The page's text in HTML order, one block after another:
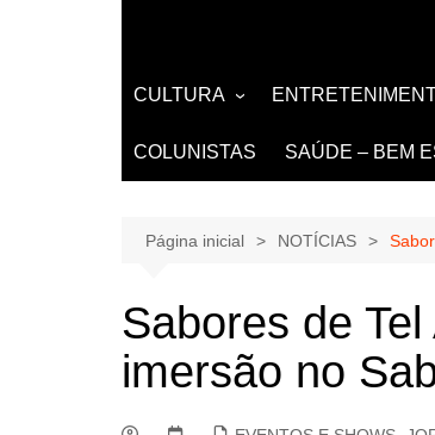
CULTURA
LITERATURA
LIVROS
INTERNET
MÚSICA
EVENTOS E
COLUNISTAS SAÚDE – BEM
Página inicial NOTÍCIAS
Sabores de
imersão no